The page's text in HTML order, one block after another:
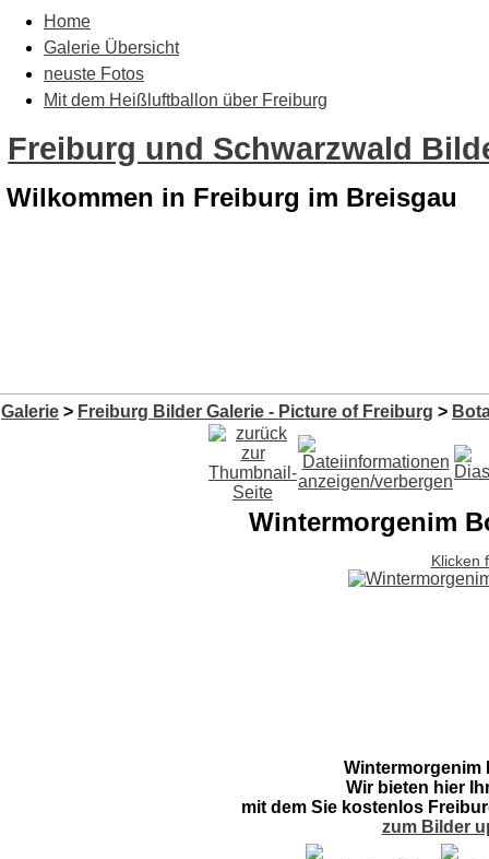
Home
Galerie Übersicht
neuste Fotos
Mit dem Heißluftballon über Freiburg
Freiburg und Schwarzwald
Wilkommen in Freiburg im Breisgau
Galerie > Freiburg Bilder Galerie - Picture of Freiburg >
Wintermorgenim
Klicken
Wintermorgenim
Wir bieten hier
mit dem Sie kostenlos
zum Bilder